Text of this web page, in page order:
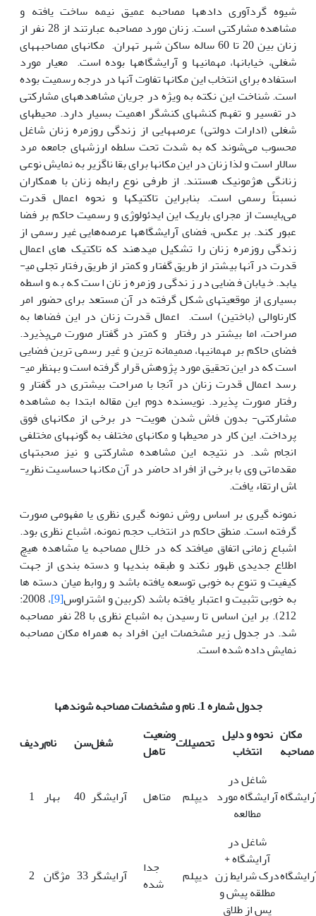
شیوه گردآوری داده­ها مصاحبه عمیق نیمه ساخت یافته و
مشاهده مشارکتی است. زنان مورد مصاحبه عبارتند از 28 نفر از
زنان بین 20 تا 60 ساله ساکن شهر تهران. مکان­های مصاحبه­های
شغلی، خیابان­ها، مهمانی­ها و آرایشگاه­ها بوده است. معیار مورد
استفاده برای انتخاب این مکان­ها تفاوت آن­ها در درجه رسمیت بوده
است. شناخت این نکته به ویژه در جریان مشاهده­های مشارکتی
در تفسیر و تفهم کنش­های کنشگر اهمیت بسیار دارد. محیط­های
شغلی (ادارات دولتی) عرصه­هایی از زندگی روزمره زنان شاغل
محسوب می‌شوند که به شدت تحت سلطه ارزش­های جامعه مرد
سالار است و لذا زنان در این مکان­ها برای بقا ناگزیر به نمایش نوعی
زنانگی هژمونیک هستند. از طرفی نوع رابطه زنان با همکاران
نسبتاً رسمی است. بنابراین تاکتیک­ها و نحوه اعمال قدرت
می‌بایست از مجرای باریک این ایدئولوژی و رسمیت حاکم بر فضا
عبور کند. بر عکس، فضای آرایشگاه­ها عرصه‌هایی غیر رسمی از
زندگی روزمره زنان را تشکیل می­دهند که تاکتیک های اعمال
قدرت در آن­ها بیشتر از طریق گفتار و کمتر از طریق رفتار تجلی می­
یابد. خیابان فضایی در زندگی روزمره زنان است که به واسطه
بسیاری از موقعیت­های شکل گرفته در آن مستعد برای حضور امر
کارناوالی (باختین) است. اعمال قدرت زنان در این فضاها به
صراحت، اما بیشتر در رفتار و کمتر در گفتار صورت می‌پذیرد.
فضای حاکم بر مهمانی­ها، صمیمانه ترین و غیر رسمی ترین فضایی
است که در این تحقیق مورد پژوهش قرار گرفته است و به­نظر می­
رسد اعمال قدرت زنان در آن­جا با صراحت بیشتری در گفتار و
رفتار صورت پذیرد. نویسنده دوم این مقاله ابتدا به مشاهده
مشارکتی- بدون فاش شدن هویت- در برخی از مکان­های فوق
پرداخت. این کار در محیط­ها و مکان­های مختلف به گونه­های مختلفی
انجام شد. در نتیجه این مشاهده مشارکتی و نیز صحبت­های
مقدماتی وی با برخی از افراد حاضر در آن مکان­ها حساسیت نظری­
اش ارتقاء یافت.
نمونه گیری بر اساس روش نمونه گیری نظری یا مفهومی صورت
گرفته است. منطق حاکم در انتخاب حجم نمونه، اشباع نظری بود.
اشباع زمانی اتفاق می­افتد که در خلال مصاحبه یا مشاهده هیچ
اطلاع جدیدی ظهور نکند و طبقه بندی­ها و دسته بندی از جهت
کیفیت و تنوع به خوبی توسعه یافته باشد و روابط میان دسته ها
به خوبی تثبیت و اعتبار یافته باشد (کربین و اشتراوس[9]
، 2008:
212). بر این اساس تا رسیدن به اشباع نظری با 28 نفر مصاحبه
شد. در جدول زیر مشخصات این افراد به همراه مکان مصاحبه
نمایش داده شده است.
جدول شماره1. نام و مشخصات مصاحبه شونده­ها
مکان
مصاحبه
نحوه و دلیل
انتخاب
تحصیلاتوضعیت
تاهل
شغلسن نامردیف
شاغل در
آرایشگاه مورد
مطالعه
دیپلم متاهل آرایشگر 40 بهار 1
شاغل در
آرایشگاه +
درک شرایط زن
مطلقه پیش و
پس از طلاق
دیپلم
جدا
شده
آرایشگر33 مژگان 2